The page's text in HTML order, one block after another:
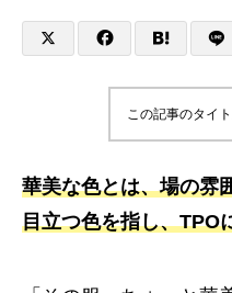
この記事のタイ
華美な色とは、場の雰
目立つ色を指し、TPO